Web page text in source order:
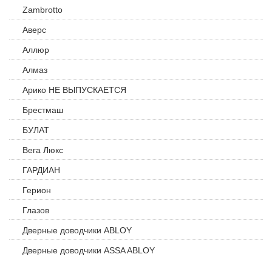
Zambrotto
Аверс
Аллюр
Алмаз
Арико НЕ ВЫПУСКАЕТСЯ
Брестмаш
БУЛАТ
Вега Люкс
ГАРДИАН
Герион
Глазов
Дверные доводчики ABLOY
Дверные доводчики ASSA ABLOY